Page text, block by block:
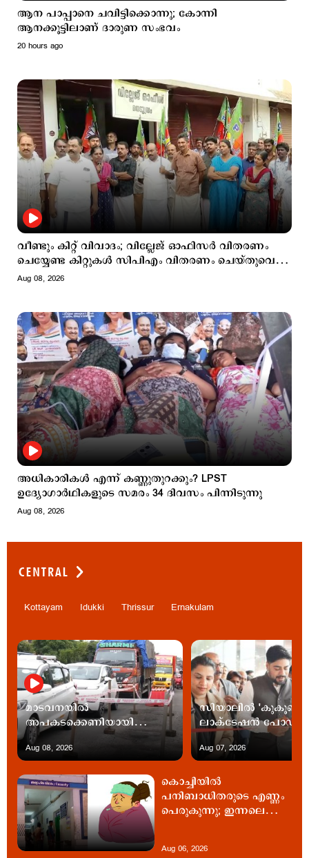
ആന പാപ്പാനെ ചവിട്ടിക്കൊന്നു; കോന്നി
ആനക്കൂട്ടിലാണ് ദാരുണ സംഭവം
20 hours ago
വീണ്ടും കിറ്റ് വിവാദം; വില്ലേജ് ഓഫിസർ വിതരണം
ചെയ്യേണ്ട കിറ്റുകൾ സിപിഎം വിതരണം ചെയ്തുവെന്ന്
ആരോപണം
Aug 08, 2026
അധികാരികള്‍ എന്ന് കണ്ണുതുറക്കും? LPST
ഉദ്യോഗാര്‍ഥികളുടെ സമരം 34 ദിവസം പിന്നിടുന്നു
Aug 08, 2026
CENTRAL
Kottayam Idukki Thrissur Ernakulam
മാടവനയിൽ
അപകടക്കെണിയായി
കുഴികൾ; ശാശ്വത പരിഹാരം
വേണമെന്ന് നാട്ടുകാര്‍
Aug 08, 2026
സിയാലിൽ 'കുകൂൺ
ലാക്ടേഷൻ പോഡ്'
പ്രവർത്തനം തുടങ്ങി
Aug 07, 2026
കൊച്ചിയില്‍
പനിബാധിതരുടെ എണ്ണം
പെരുകുന്നു; ഇന്നലെ
Aug 06, 2026